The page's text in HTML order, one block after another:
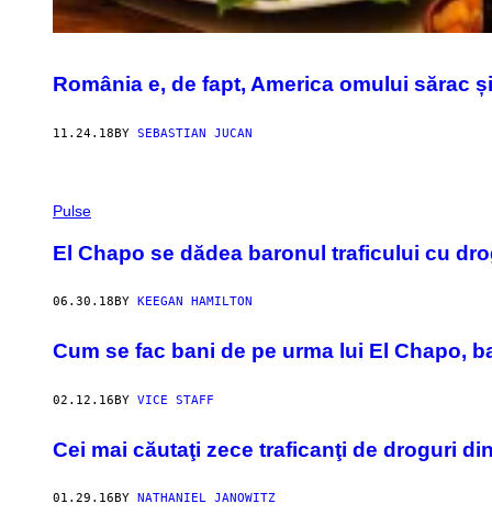
România e, de fapt, America omului sărac
11.24.18BY SEBASTIAN JUCAN
Pulse
El Chapo se dădea baronul traficului cu
06.30.18 BY KEEGAN HAMILTON
Cum se fac bani de pe urma lui El Chapo,
02.12.16BY VICE STAFF
Cei mai căutaţi zece traficanţi de droguri
01.29.16 BY NATHANIEL JANOWITZ